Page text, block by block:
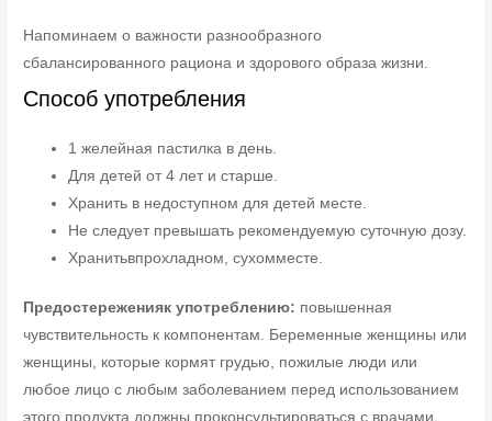
Напоминаем о важности разнообразного
сбалансированного рациона и здорового образа жизни.
Способ употребления
1 желейная пастилка в день.
Для детей от 4 лет и старше.
Хранить в недоступном для детей месте.
Не следует превышать рекомендуемую суточную дозу.
Хранитьвпрохладном, сухомместе.
Предостереженияк употреблению: повышенная
чувствительность к компонентам. Беременные женщины или
женщины, которые кормят грудью, пожилые люди или
любое лицо с любым заболеванием перед использованием
этого продукта должны проконсультироваться с врачами.